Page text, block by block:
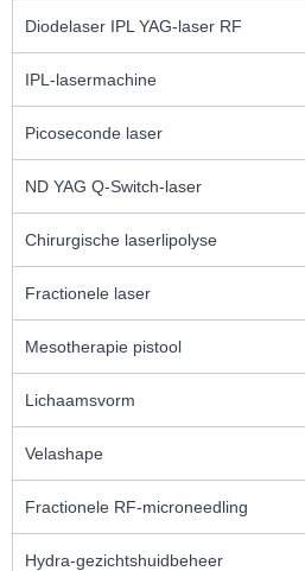
Diodelaser IPL YAG-laser RF
IPL-lasermachine
Picoseconde laser
ND YAG Q-Switch-laser
Chirurgische laserlipolyse
Fractionele laser
Mesotherapie pistool
Lichaamsvorm
Velashape
Fractionele RF-microneedling
Hydra-gezichtshuidbeheer